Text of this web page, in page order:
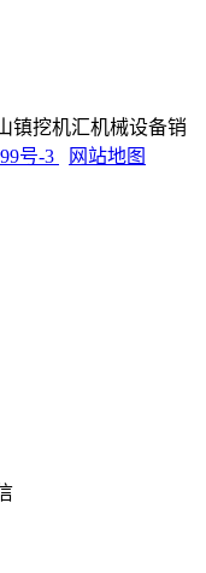
镇挖机汇机械设备销
号-3 网站地图